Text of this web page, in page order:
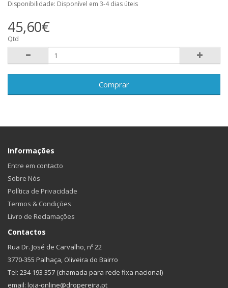
Disponibilidade: Disponível em 3-4 dias úteis
45,60€
Qtd
Comprar
Informações
Entre em contacto
Sobre Nós
Política de Privacidade
Termos & Condições
Livro de Reclamações
Contactos
Rua Dr. José de Carvalho, nº 22
3770-355 Palhaça, Oliveira do Bairro
Tel: 234 193 357 (chamada para rede fixa nacional)
email: loja-online@dropereira.pt